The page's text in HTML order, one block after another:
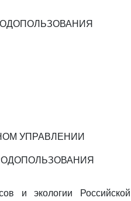
УПРАВЛЕНИИ
и экологии Российской